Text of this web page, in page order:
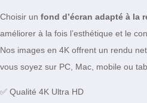
Choisir un fond d’écran adapté à la
améliorer à la fois l’esthétique et le
Nos images en 4K offrent un rendu
vous soyez sur PC, Mac, mobile ou
✅ Qualité 4K Ultra HD